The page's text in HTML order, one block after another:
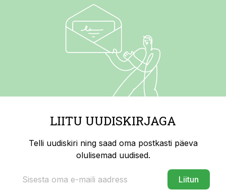
LIITU UUDISKIRJAGA
Telli uudiskiri ning saad oma postkasti päeva
olulisemad uudised.
Liitun